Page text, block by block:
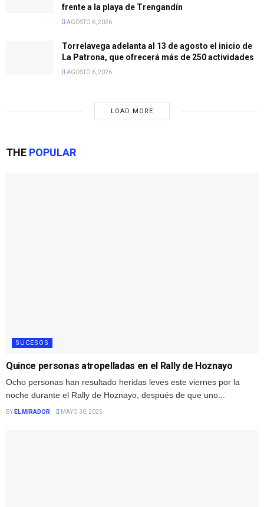
frente a la playa de Trengandín
AGOSTO 6, 2026
Torrelavega adelanta al 13 de agosto el inicio de
La Patrona, que ofrecerá más de 250 actividades
AGOSTO 6, 2026
LOAD MORE
THE POPULAR
SUCESOS
Quince personas atropelladas en el Rally de Hoznayo
Ocho personas han resultado heridas leves este viernes por la
noche durante el Rally de Hoznayo, después de que uno...
BY EL MIRADOR MAYO 30, 2025